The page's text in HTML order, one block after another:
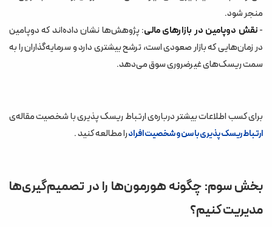
منجر شود.
-نقش دوپامین در بازارهای مالی: پژوهش‌ها نشان داده‌اند که دوپامین
در زمان‌هایی که بازار صعودی است، ترشح بیشتری دارد و سرمایه‌گذاران را به
سمت ریسک‌های غیرضروری سوق می‌دهد.
برای کسب اطلاعات بیشتر درباره‌ی ارتباط ریسک پذیری با شخصیت مقاله‌ی
ارتباط ریسک پذیری با سن و شخصیت افرادرا مطالعه کنید .
بخش سوم: چگونه هورمون‌ها را در تصمیم‌گیری‌ها
مدیریت کنیم؟